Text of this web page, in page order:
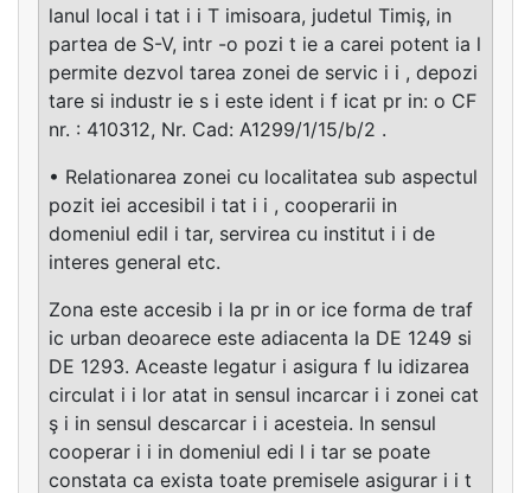
lanul local i tat i i T imisoara, judetul Timiş, in
partea de S-V, intr -o pozi t ie a carei potent ia l
permite dezvol tarea zonei de servic i i , depozi
tare si industr ie s i este ident i f icat pr in: o CF
nr. : 410312, Nr. Cad: A1299/1/15/b/2 .
• Relationarea zonei cu localitatea sub aspectul
pozit iei accesibil i tat i i , cooperarii in
domeniul edil i tar, servirea cu institut i i de
interes general etc.
Zona este accesib i la pr in or ice forma de traf
ic urban deoarece este adiacenta la DE 1249 si
DE 1293. Aceaste legatur i asigura f lu idizarea
circulat i i lor atat in sensul incarcar i i zonei cat
ş i in sensul descarcar i i acesteia. In sensul
cooperar i i in domeniul edi l i tar se poate
constata ca exista toate premisele asigurar i i t